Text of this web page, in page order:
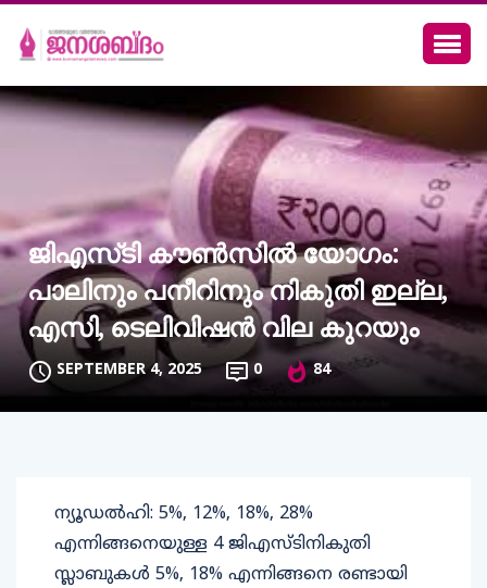
ജിഎസ്‌ടി കൗൺസിൽ യോഗം:
പാലിനും പനീറിനും നികുതി ഇല്ല,
എസി, ടെലിവിഷൻ വില കുറയും
SEPTEMBER 4, 2025 0 84
ന്യൂഡൽഹി: 5%, 12%, 18%, 28%
എന്നിങ്ങനെയുള്ള 4 ജിഎസ്‌ടിനികുതി
സ്ലാബുകൾ 5%, 18% എന്നിങ്ങനെ രണ്ടായി